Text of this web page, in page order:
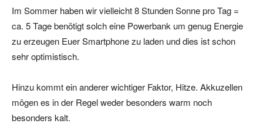
Im Sommer haben wir vielleicht 8 Stunden Sonne pro Tag =
ca. 5 Tage benötigt solch eine Powerbank um genug Energie
zu erzeugen Euer Smartphone zu laden und dies ist schon
sehr optimistisch.
Hinzu kommt ein anderer wichtiger Faktor, Hitze. Akkuzellen
mögen es in der Regel weder besonders warm noch
besonders kalt.